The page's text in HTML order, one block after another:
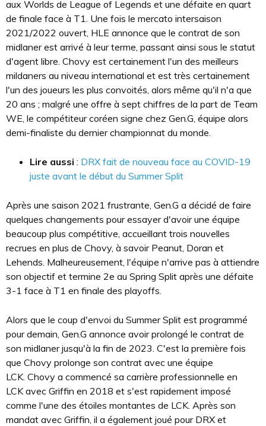
aux Worlds de League of Legends et une défaite en quart
de finale face à T1. Une fois le mercato intersaison
2021/2022 ouvert, HLE annonce que le contrat de son
midlaner est arrivé à leur terme, passant ainsi sous le statut
d'agent libre. Chovy est certainement l'un des meilleurs
mildaners au niveau international et est très certainement
l'un des joueurs les plus convoités, alors même qu'il n'a que
20 ans ; malgré une offre à sept chiffres de la part de Team
WE, le compétiteur coréen signe chez Gen.G, équipe alors
demi-finaliste du dernier championnat du monde.
Lire aussi : DRX fait de nouveau face au COVID-19
juste avant le début du Summer Split
Après une saison 2021 frustrante, Gen.G a décidé de faire
quelques changements pour essayer d'avoir une équipe
beaucoup plus compétitive, accueillant trois nouvelles
recrues en plus de Chovy, à savoir Peanut, Doran et
Lehends. Malheureusement, l'équipe n'arrive pas à attiendre
son objectif et termine 2e au Spring Split après une défaite
3-1 face à T1 en finale des playoffs.
Alors que le coup d'envoi du Summer Split est programmé
pour demain, Gen.G annonce avoir prolongé le contrat de
son midlaner jusqu'à la fin de 2023. C'est la première fois
que Chovy prolonge son contrat avec une équipe
LCK. Chovy a commencé sa carrière professionnelle en
LCK avec Griffin en 2018 et s'est rapidement imposé
comme l'une des étoiles montantes de LCK. Après son
mandat avec Griffin, il a également joué pour DRX et